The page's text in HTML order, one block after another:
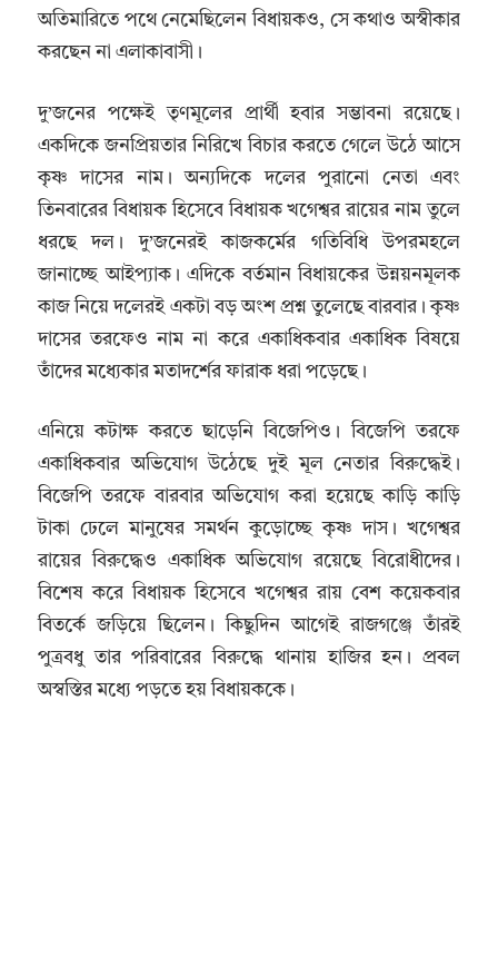
অতিমারিতে পথে নেমেছিলেন বিধায়কও, সে কথাও অস্বীকার
করছেন না এলাকাবাসী।
দু’জনের পক্ষেই তৃণমূলের প্রার্থী হবার সম্ভাবনা রয়েছে।
একদিকে জনপ্রিয়তার নিরিখে বিচার করতে গেলে উঠে আসে
কৃষ্ণ দাসের নাম। অন্যদিকে দলের পুরানো নেতা এবং
তিনবারের বিধায়ক হিসেবে বিধায়ক খগেশ্বর রায়ের নাম তুলে
ধরছে দল। দু’জনেরই কাজকর্মের গতিবিধি উপরমহলে
জানাচ্ছে আইপ্যাক। এদিকে বর্তমান বিধায়কের উন্নয়নমূলক
কাজ নিয়ে দলেরই একটা বড় অংশ প্রশ্ন তুলেছে বারবার। কৃষ্ণ
দাসের তরফেও নাম না করে একাধিকবার একাধিক বিষয়ে
তাঁদের মধ্যেকার মতাদর্শের ফারাক ধরা পড়েছে।
এনিয়ে কটাক্ষ করতে ছাড়েনি বিজেপিও। বিজেপি তরফে
একাধিকবার অভিযোগ উঠেছে দুই মূল নেতার বিরুদ্ধেই।
বিজেপি তরফে বারবার অভিযোগ করা হয়েছে কাড়ি কাড়ি
টাকা ঢেলে মানুষের সমর্থন কুড়োচ্ছে কৃষ্ণ দাস। খগেশ্বর
রায়ের বিরুদ্ধেও একাধিক অভিযোগ রয়েছে বিরোধীদের।
বিশেষ করে বিধায়ক হিসেবে খগেশ্বর রায় বেশ কয়েকবার
বিতর্কে জড়িয়ে ছিলেন। কিছুদিন আগেই রাজগঞ্জে তাঁরই
পুত্রবধু তার পরিবারের বিরুদ্ধে থানায় হাজির হন। প্রবল
অস্বস্তির মধ্যে পড়তে হয় বিধায়ককে।